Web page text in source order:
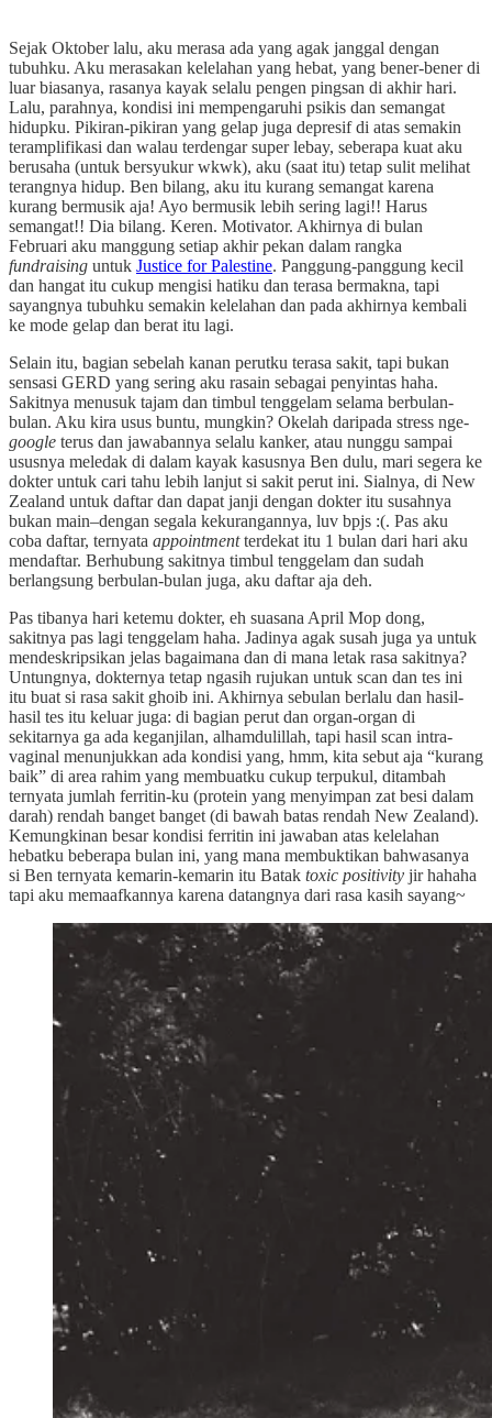
Sejak Oktober lalu, aku merasa ada yang agak janggal dengan
tubuhku. Aku merasakan kelelahan yang hebat, yang bener-bener di
luar biasanya, rasanya kayak selalu pengen pingsan di akhir hari.
Lalu, parahnya, kondisi ini mempengaruhi psikis dan semangat
hidupku. Pikiran-pikiran yang gelap juga depresif di atas semakin
teramplifikasi dan walau terdengar super lebay, seberapa kuat aku
berusaha (untuk bersyukur wkwk), aku (saat itu) tetap sulit melihat
terangnya hidup. Ben bilang, aku itu kurang semangat karena
kurang bermusik aja! Ayo bermusik lebih sering lagi!! Harus
semangat!! Dia bilang. Keren. Motivator. Akhirnya di bulan
Februari aku manggung setiap akhir pekan dalam rangka
fundraising untuk Justice for Palestine. Panggung-panggung kecil
dan hangat itu cukup mengisi hatiku dan terasa bermakna, tapi
sayangnya tubuhku semakin kelelahan dan pada akhirnya kembali
ke mode gelap dan berat itu lagi.
Selain itu, bagian sebelah kanan perutku terasa sakit, tapi bukan
sensasi GERD yang sering aku rasain sebagai penyintas haha.
Sakitnya menusuk tajam dan timbul tenggelam selama berbulan-
bulan. Aku kira usus buntu, mungkin? Okelah daripada stress nge-
google terus dan jawabannya selalu kanker, atau nunggu sampai
ususnya meledak di dalam kayak kasusnya Ben dulu, mari segera ke
dokter untuk cari tahu lebih lanjut si sakit perut ini. Sialnya, di New
Zealand untuk daftar dan dapat janji dengan dokter itu susahnya
bukan main–dengan segala kekurangannya, luv bpjs :(. Pas aku
coba daftar, ternyata appointmentterdekat itu 1 bulan dari hari aku
mendaftar. Berhubung sakitnya timbul tenggelam dan sudah
berlangsung berbulan-bulan juga, aku daftar aja deh.
Pas tibanya hari ketemu dokter, eh suasana April Mop dong,
sakitnya pas lagi tenggelam haha. Jadinya agak susah juga ya untuk
mendeskripsikan jelas bagaimana dan di mana letak rasa sakitnya?
Untungnya, dokternya tetap ngasih rujukan untuk scan dan tes ini
itu buat si rasa sakit ghoib ini. Akhirnya sebulan berlalu dan hasil-
hasil tes itu keluar juga: di bagian perut dan organ-organ di
sekitarnya ga ada keganjilan, alhamdulillah, tapi hasil scan intra-
vaginal menunjukkan ada kondisi yang, hmm, kita sebut aja “kurang
baik” di area rahim yang membuatku cukup terpukul, ditambah
ternyata jumlah ferritin-ku (protein yang menyimpan zat besi dalam
darah) rendah banget banget (di bawah batas rendah New Zealand).
Kemungkinan besar kondisi ferritin ini jawaban atas kelelahan
hebatku beberapa bulan ini, yang mana membuktikan bahwasanya
si Ben ternyata kemarin-kemarin itu Batak toxic positivity jir hahaha
tapi aku memaafkannya karena datangnya dari rasa kasih sayang~